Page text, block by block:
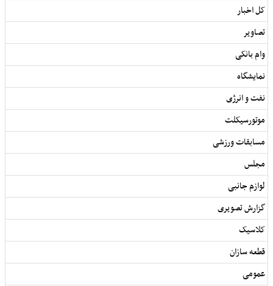
کل اخبار
تصاویر
وام بانکی
نمایشگاه
نفت و انرژی
موتورسیکلت
مسابقات ورزشی
مجلس
لوازم جانبی
گزارش تصویری
کلاسیک
قطعه سازان
عمومی